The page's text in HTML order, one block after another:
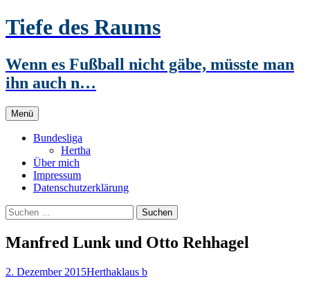
Zum
Inhalt
Tiefe des Raums
Wenn es Fußball nicht gäbe, müsste man
ihn auch n…
Menü
Bundesliga
Hertha
Über mich
Impressum
Datenschutzerklärung
Suchen
nach:
Manfred Lunk und Otto Rehhagel
2. Dezember 2015Herthaklaus b